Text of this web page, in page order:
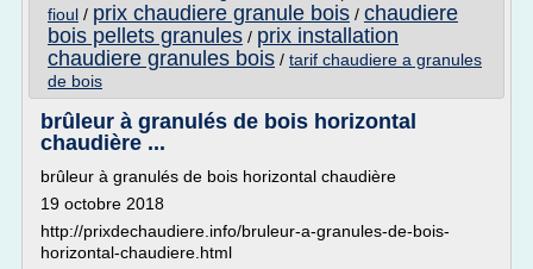
fioul / prix chaudiere granule bois / chaudiere
bois pellets granules / prix installation
chaudiere granules bois / tarif chaudiere a granules
de bois
brûleur à granulés de bois horizontal
chaudière ...
brûleur à granulés de bois horizontal chaudière
19 octobre 2018
http://prixdechaudiere.info/bruleur-a-granules-de-bois-
horizontal-chaudiere.html